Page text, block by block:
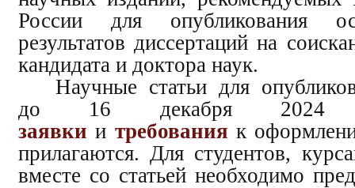
России для опубликования
результатов диссертаций на
кандидата и доктора наук.
Научные статьи для
до 16 декабря
заявки и требования к
прилагаются. Для студентов,
вместе со статьей необходимо